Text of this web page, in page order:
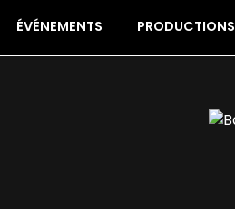
ÉVÉNEMENTS PRODUCTIONS